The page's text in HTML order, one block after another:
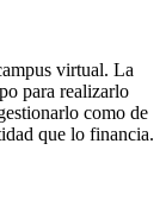
virtual. La
para realizarlo
como de
que lo financia.